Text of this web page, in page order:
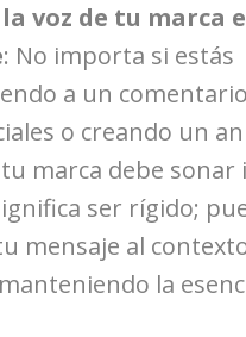
voz de tu marca
: No importa si estás
a un
o creando un
marca debe sonar
ser rígido;
mensaje al
la